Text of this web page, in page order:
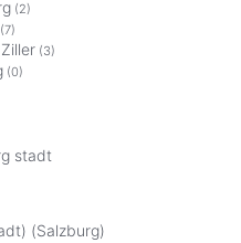
(2)
(7)
(3)
(0)
stadt
(Salzburg)